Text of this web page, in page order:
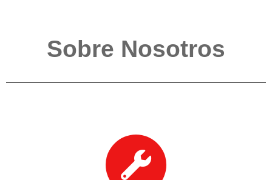
Sobre Nosotros